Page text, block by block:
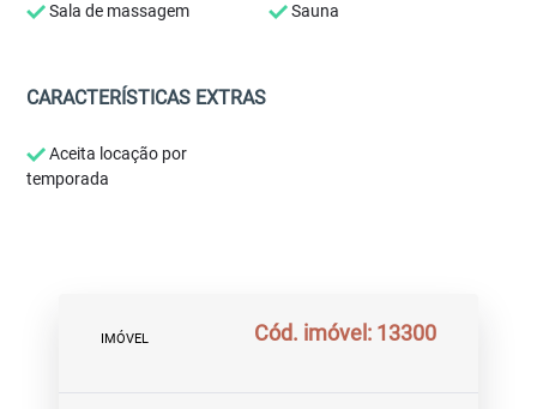
Sala de massagem Sauna
CARACTERÍSTICAS EXTRAS
Aceita locação por
temporada
IMÓVEL Cód. imóvel: 13300